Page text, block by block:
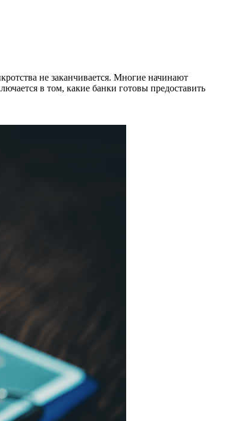
не заканчивается. Многие начинают
в том, какие банки готовы предоставить